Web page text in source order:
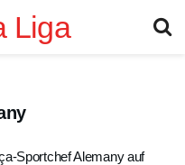
Sportchef Alemany auf